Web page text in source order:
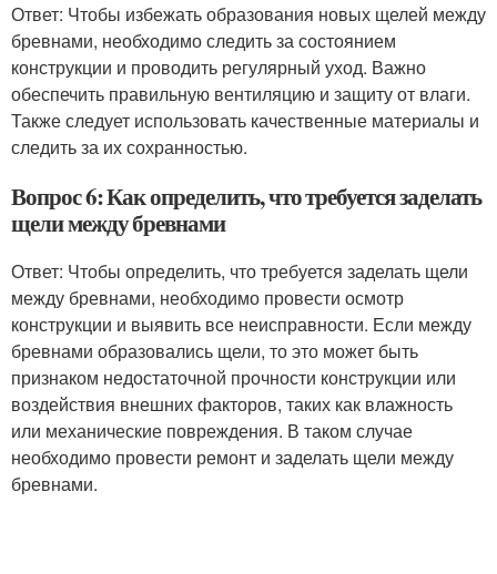
Ответ: Чтобы избежать образования новых щелей между
бревнами, необходимо следить за состоянием
конструкции и проводить регулярный уход. Важно
обеспечить правильную вентиляцию и защиту от влаги.
Также следует использовать качественные материалы и
следить за их сохранностью.
Вопрос 6: Как определить, что требуется заделать
щели между бревнами
Ответ: Чтобы определить, что требуется заделать щели
между бревнами, необходимо провести осмотр
конструкции и выявить все неисправности. Если между
бревнами образовались щели, то это может быть
признаком недостаточной прочности конструкции или
воздействия внешних факторов, таких как влажность
или механические повреждения. В таком случае
необходимо провести ремонт и заделать щели между
бревнами.